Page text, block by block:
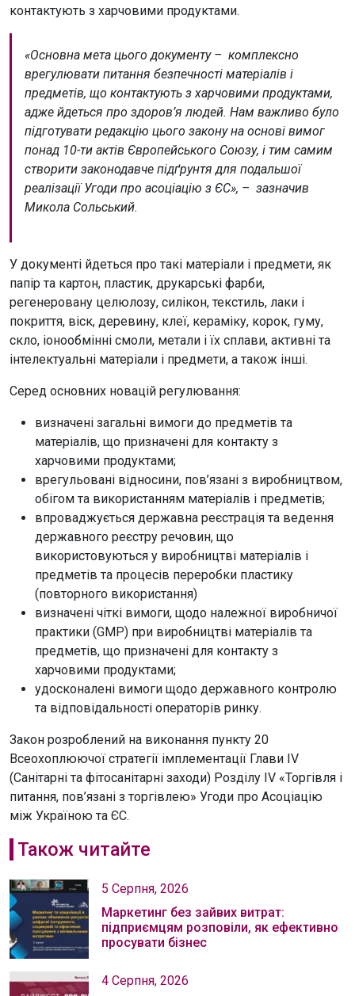
контактують з харчовими продуктами.
«Основна мета цього документу – комплексно
врегулювати питання безпечності матеріалів і
предметів, що контактують з харчовими продуктами,
адже йдеться про здоров’я людей. Нам важливо було
підготувати редакцію цього закону на основі вимог
понад 10-ти актів Європейського Союзу, і тим самим
створити законодавче підґрунтя для подальшої
реалізації Угоди про асоціацію з ЄС», – зазначив
Микола Сольський.
У документі йдеться про такі матеріали і предмети, як
папір та картон, пластик, друкарські фарби,
регенеровану целюлозу, силікон, текстиль, лаки і
покриття, віск, деревину, клеї, кераміку, корок, гуму,
скло, іонообмінні смоли, метали і їх сплави, активні та
інтелектуальні матеріали і предмети, а також інші.
Серед основних новацій регулювання:
визначені загальні вимоги до предметів та
матеріалів, що призначені для контакту з
харчовими продуктами;
врегульовані відносини, пов’язані з виробництвом,
обігом та використанням матеріалів і предметів;
впроваджується державна реєстрація та ведення
державного реєстру речовин, що
використовуються у виробництві матеріалів і
предметів та процесів переробки пластику
(повторного використання)
визначені чіткі вимоги, щодо належної виробничої
практики (GMP) при виробництві матеріалів та
предметів, що призначені для контакту з
харчовими продуктами;
удосконалені вимоги щодо державного контролю
та відповідальності операторів ринку.
Закон розроблений на виконання пункту 20
Всеохоплюючої стратегії імплементації Глави IV
(Cанітарні та фітосанітарні заходи) Розділу IV «Торгівля і
питання, пов’язані з торгівлею» Угоди про Асоціацію
між Україною та ЄС.
Також читайте
5 Серпня, 2026
Маркетинг без зайвих витрат:
підприємцям розповіли, як ефективно
просувати бізнес
4 Серпня, 2026